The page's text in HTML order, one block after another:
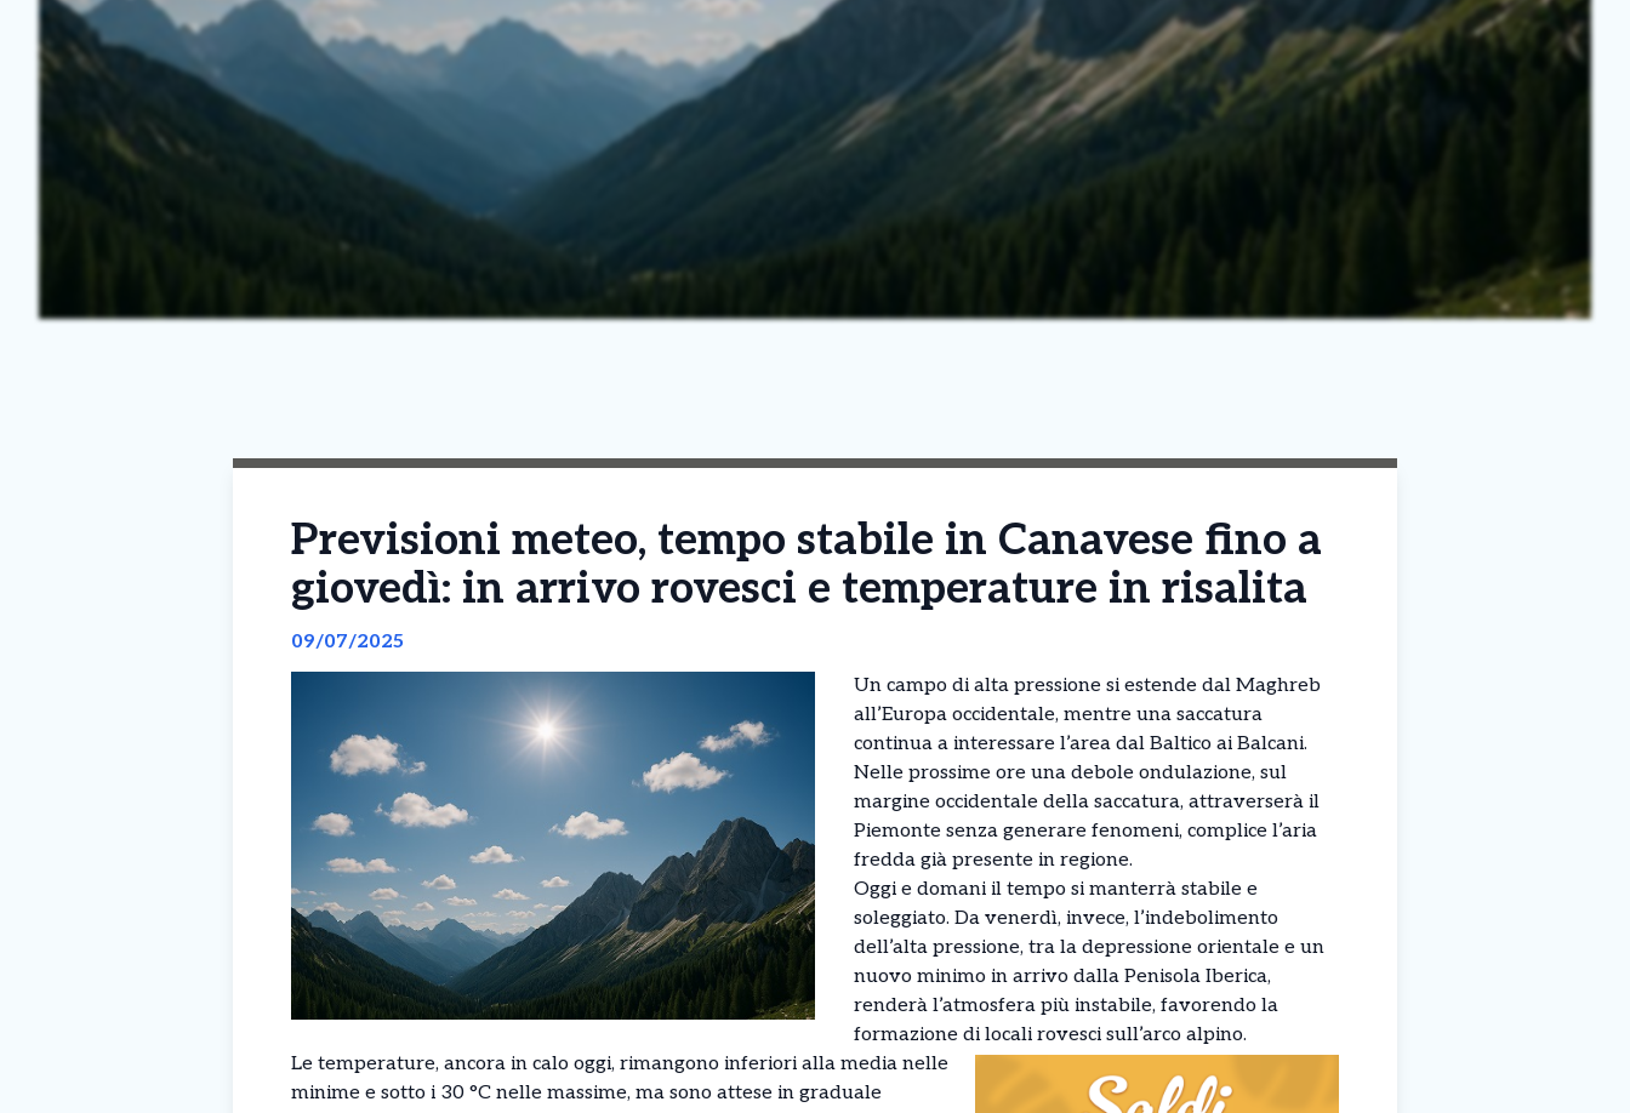
Previsioni meteo, tempo stabile in Canavese fino a
giovedì: in arrivo rovesci e temperature in risalita
09/07/2025
Un campo di alta pressione si estende dal Maghreb
all’Europa occidentale, mentre una saccatura
continua a interessare l’area dal Baltico ai Balcani.
Nelle prossime ore una debole ondulazione, sul
margine occidentale della saccatura, attraverserà il
Piemonte senza generare fenomeni, complice l’aria
fredda già presente in regione.
Oggi e domani il tempo si manterrà stabile e
soleggiato. Da venerdì, invece, l’indebolimento
dell’alta pressione, tra la depressione orientale e un
nuovo minimo in arrivo dalla Penisola Iberica,
renderà l’atmosfera più instabile, favorendo la
formazione di locali rovesci sull’arco alpino.
Le temperature, ancora in calo oggi, rimangono inferiori alla media nelle
minime e sotto i 30 °C nelle massime, ma sono attese in graduale